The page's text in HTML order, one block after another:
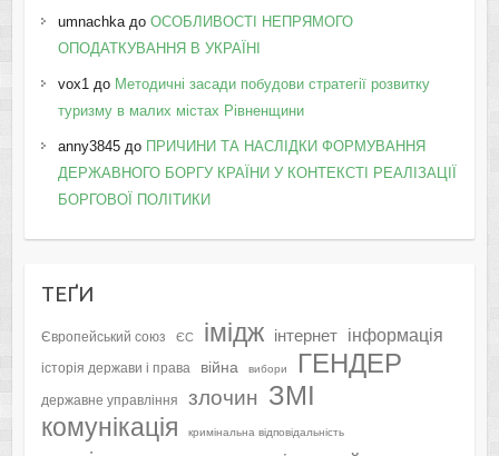
umnachkaдо ОСОБЛИВОСТІ НЕПРЯМОГО
ОПОДАТКУВАННЯ В УКРАЇНІ
vox1 до Методичні засади побудови стратегії розвитку
туризму в малих містах Рівненщини
anny3845до ПРИЧИНИ ТА НАСЛІДКИ ФОРМУВАННЯ
ДЕРЖАВНОГО БОРГУ КРАЇНИ У КОНТЕКСТІ РЕАЛІЗАЦІЇ
БОРГОВОЇ ПОЛІТИКИ
ТЕҐИ
Європейський союз ЄС імідж інтернет інформація
історія держави і права війна вибори ГЕНДЕР
державне управління злочин ЗМІ
комунікація кримінальна відповідальність